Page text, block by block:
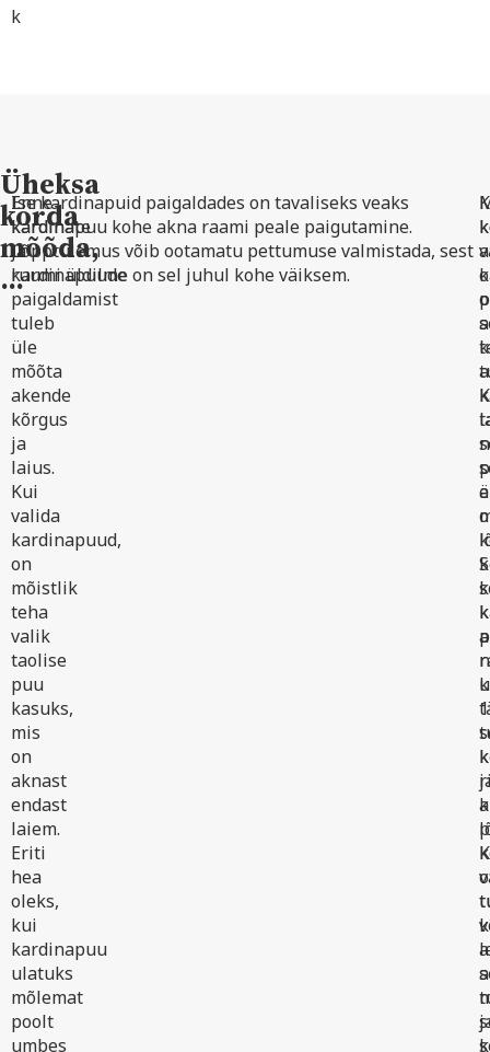
k
Üheksa
korda
mõõda,
…
Enne
kardinate
ja
kardinapuude
paigaldamist
tuleb
üle
mõõta
akende
kõrgus
ja
laius.
Kui
valida
kardinapuud,
on
mõistlik
teha
valik
taolise
puu
kasuks,
mis
on
aknast
endast
laiem.
Eriti
hea
oleks,
kui
kardinapuu
ulatuks
mõlemat
poolt
umbes
Ise kardinapuid paigaldades on tavaliseks veaks
kardinapuu kohe akna raami peale paigutamine.
Lõpptulemus võib ootamatu pettumuse valmistada, sest
ruumi üldilme on sel juhul kohe väiksem.